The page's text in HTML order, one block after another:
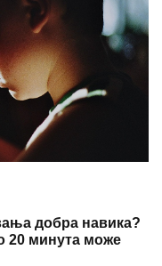
добра навика?
20 минута може